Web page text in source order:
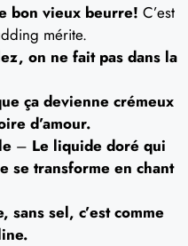
bon vieux beurre! C’est
mérite.
on ne fait pas dans la
ça devienne crémeux
d’amour.
– Le liquide doré qui
se transforme en chant
sans sel, c’est comme